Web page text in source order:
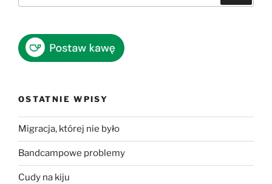
OSTATNIE WPISY
Migracja, której nie było
Bandcampowe problemy
Cudy na kiju